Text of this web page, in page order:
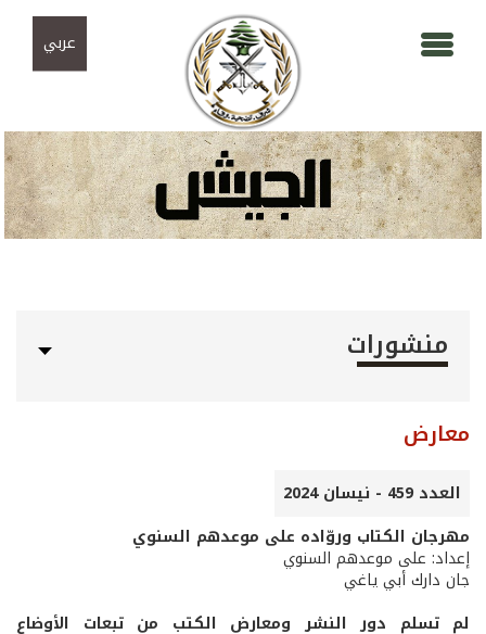
عربي
منشورات
معارض
العدد 459 - نيسان 2024
مهرجان الكتاب وروّاده على موعدهم السنوي
إعداد: على موعدهم السنوي
جان دارك أبي ياغي
لم تسلم دور النشر ومعارض الكتب من تبعات الأوضاع